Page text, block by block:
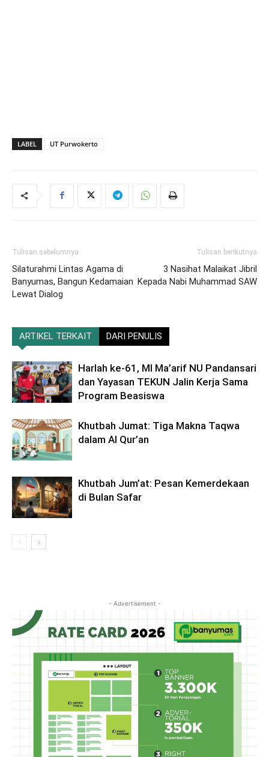
LABEL UT Purwokerto
Tulisan sebelumnya
Silaturahmi Lintas Agama di
Banyumas, Bangun Kedamaian
Lewat Dialog
Tulisan berikutnya
3 Nasihat Malaikat Jibril
Kepada Nabi Muhammad SAW
ARTIKEL TERKAIT DARI PENULIS
Harlah ke-61, MI Ma’arif NU Pandansari
dan Yayasan TEKUN Jalin Kerja Sama
Program Beasiswa
Khutbah Jumat: Tiga Makna Taqwa
dalam Al Qur’an
Khutbah Jum’at: Pesan Kemerdekaan
di Bulan Safar
- Advertisement -